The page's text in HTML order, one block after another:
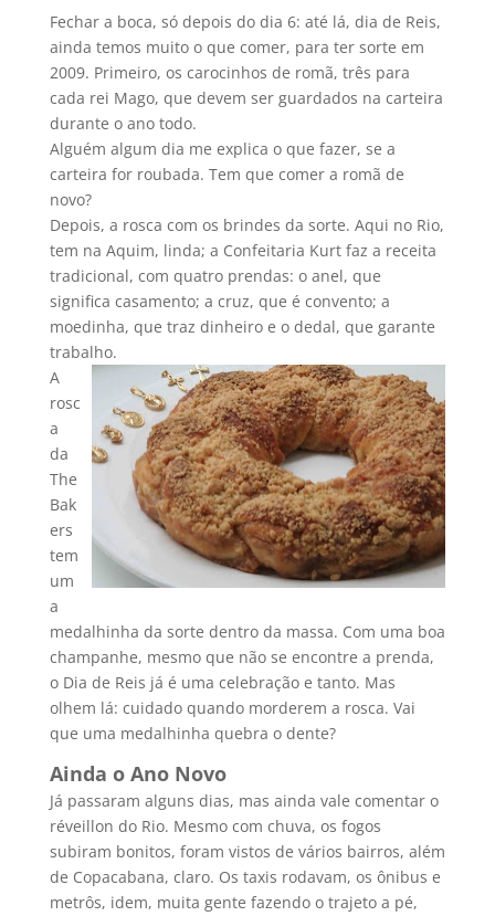
Fechar a boca, só depois do dia 6: até lá, dia de Reis,
ainda temos muito o que comer, para ter sorte em
2009. Primeiro, os carocinhos de romã, três para
cada rei Mago, que devem ser guardados na carteira
durante o ano todo.
Alguém algum dia me explica o que fazer, se a
carteira for roubada. Tem que comer a romã de
novo?
Depois, a rosca com os brindes da sorte. Aqui no Rio,
tem na Aquim, linda; a Confeitaria Kurt faz a receita
tradicional, com quatro prendas: o anel, que
significa casamento; a cruz, que é convento; a
moedinha, que traz dinheiro e o dedal, que garante
trabalho.
A
rosc
a
da
The
Bak
ers
tem
um
a
medalhinha da sorte dentro da massa. Com uma boa
champanhe, mesmo que não se encontre a prenda,
o Dia de Reis já é uma celebração e tanto. Mas
olhem lá: cuidado quando morderem a rosca. Vai
que uma medalhinha quebra o dente?
Ainda o Ano Novo
Já passaram alguns dias, mas ainda vale comentar o
réveillon do Rio. Mesmo com chuva, os fogos
subiram bonitos, foram vistos de vários bairros, além
de Copacabana, claro. Os taxis rodavam, os ônibus e
metrôs, idem, muita gente fazendo o trajeto a pé,